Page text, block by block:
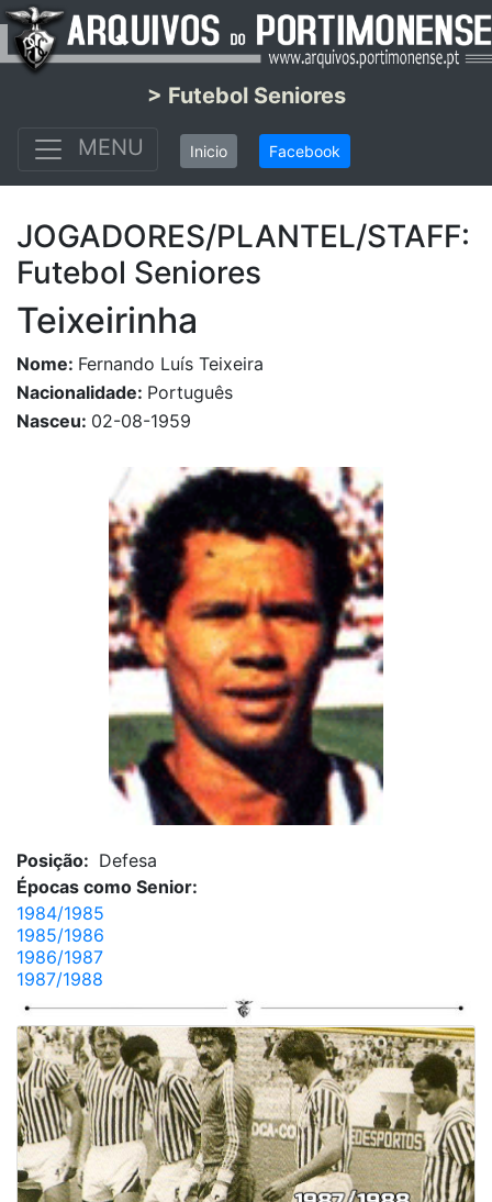
> Futebol Seniores
MENU
Inicio Facebook
JOGADORES/PLANTEL/STAFF:
Futebol Seniores
Teixeirinha
Nome: Fernando Luís Teixeira
Nacionalidade: Português
Nasceu: 02-08-1959
Posição: Defesa
Épocas como Senior:
1984/1985
1985/1986
1986/1987
1987/1988